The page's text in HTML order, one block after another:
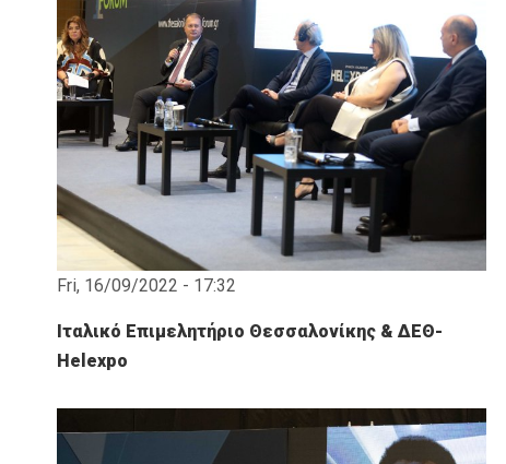
Fri, 16/09/2022 - 17:32
Ιταλικό Επιμελητήριο Θεσσαλονίκης & ΔΕΘ-
Helexpo